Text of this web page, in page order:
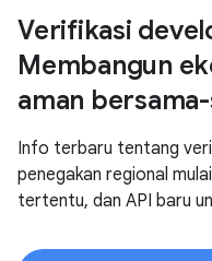
Verifikasi
Membangun
aman
Info terbaru tentang
penegakan regional
tertentu, dan API baru